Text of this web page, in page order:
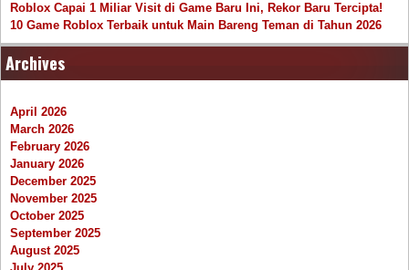
Roblox Capai 1 Miliar Visit di Game Baru Ini, Rekor Baru Tercipta!
10 Game Roblox Terbaik untuk Main Bareng Teman di Tahun 2026
Archives
April 2026
March 2026
February 2026
January 2026
December 2025
November 2025
October 2025
September 2025
August 2025